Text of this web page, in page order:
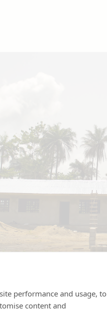
performance and usage, to
content and